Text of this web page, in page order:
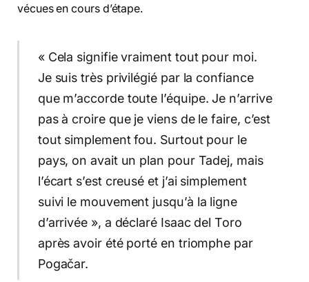
vécues en cours d’étape.
« Cela signifie vraiment tout pour moi.
Je suis très privilégié par la confiance
que m’accorde toute l’équipe. Je n’arrive
pas à croire que je viens de le faire, c’est
tout simplement fou. Surtout pour le
pays, on avait un plan pour Tadej, mais
l’écart s’est creusé et j’ai simplement
suivi le mouvement jusqu’à la ligne
d’arrivée », a déclaré Isaac del Toro
après avoir été porté en triomphe par
Pogačar.